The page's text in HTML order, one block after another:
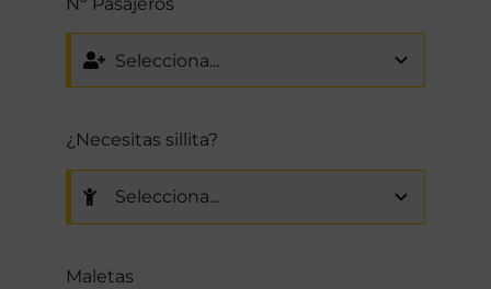
¿Necesitas sillita?
Maletas